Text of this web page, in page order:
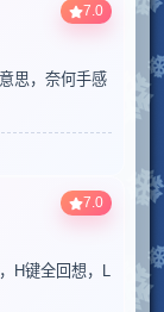
7.0
思，奈何手感
7.0
H键全回想，L